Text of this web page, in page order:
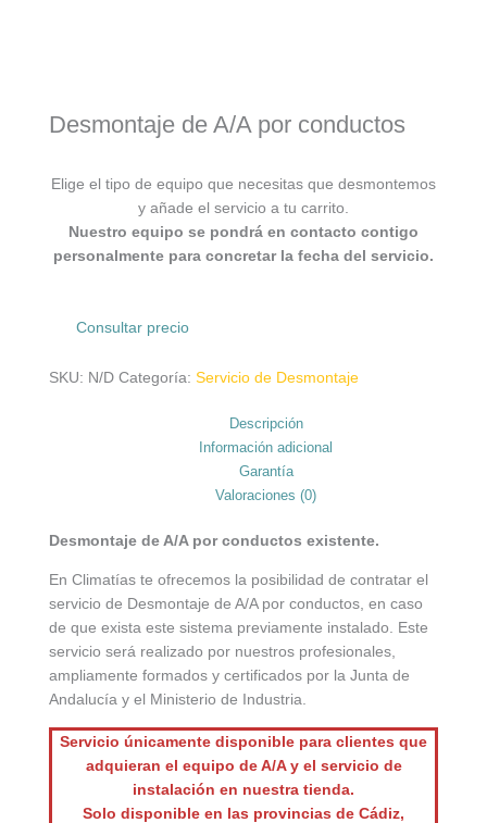
Desmontaje de A/A por conductos
Elige el tipo de equipo que necesitas que desmontemos
y añade el servicio a tu carrito.
Nuestro equipo se pondrá en contacto contigo
personalmente para concretar la fecha del servicio.
Consultar precio
SKU: N/D Categoría: Servicio de Desmontaje
Descripción
Información adicional
Garantía
Valoraciones (0)
Desmontaje de A/A por conductos existente.
En Climatías te ofrecemos la posibilidad de contratar el
servicio de Desmontaje de A/A por conductos, en caso
de que exista este sistema previamente instalado. Este
servicio será realizado por nuestros profesionales,
ampliamente formados y certificados por la Junta de
Andalucía y el Ministerio de Industria.
Servicio únicamente disponible para clientes que
adquieran el equipo de A/A y el servicio de
instalación en nuestra tienda.
Solo disponible en las provincias de Cádiz,